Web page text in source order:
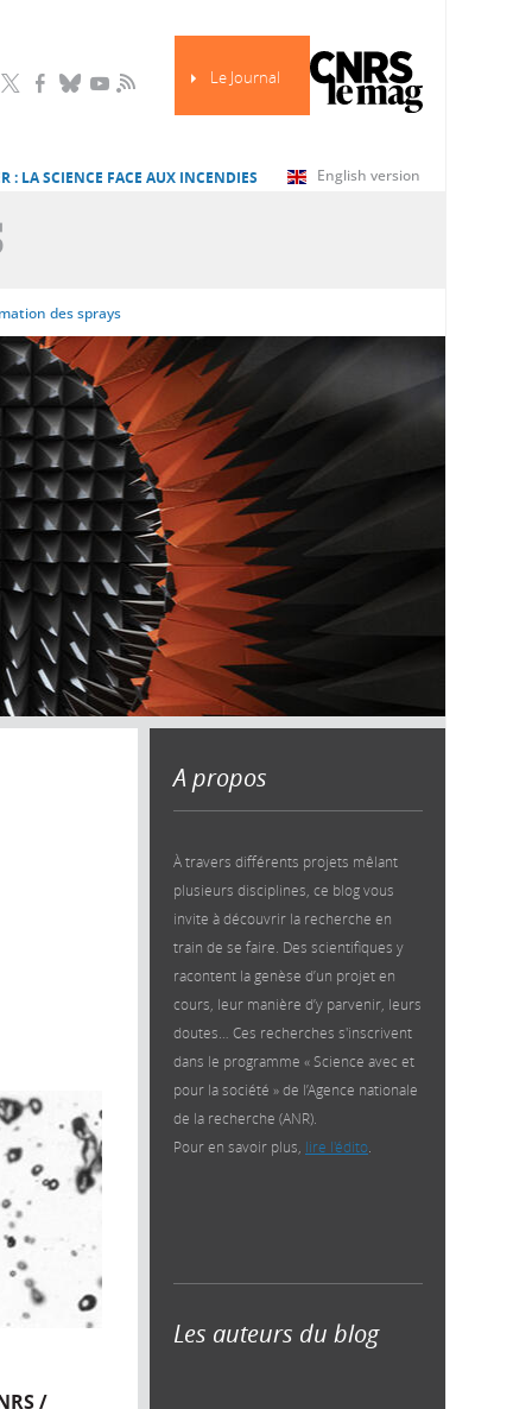
Le Journal
RSS
English version
: LA SCIENCE FACE AUX INCENDIES
des sprays
A propos
À travers différents projets mêlant
plusieurs disciplines, ce blog vous
invite à découvrir la recherche en
train de se faire. Des scientifiques y
racontent la genèse d’un projet en
cours, leur manière d’y parvenir, leurs
doutes… Ces recherches s'inscrivent
dans le programme « Science avec et
pour la société » de l’Agence nationale
de la recherche (ANR).
Pour en savoir plus, lire l'édito
Les auteurs du blog
/